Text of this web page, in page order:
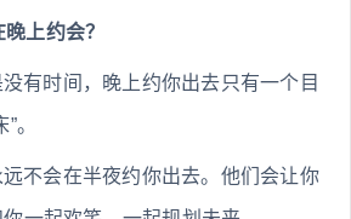
上约会？
有时间，晚上约你出去只有一个目
。
不会在半夜约你出去。他们会让你